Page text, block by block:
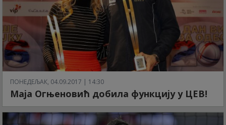
ПОНЕДЕЉАК, 04.09.2017 | 14:30
Маја Огњеновић добила функцију у ЦЕВ!